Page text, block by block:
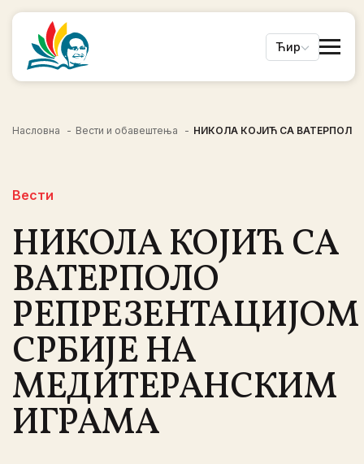
Ћир
Насловна Вести и обавештења НИКОЛА КОЈИЋ СА ВАТЕРПОЛО
Вести
НИКОЛА КОЈИЋ СА
ВАТЕРПОЛО
РЕПРЕЗЕНТАЦИЈОМ
СРБИЈЕ НА
МЕДИТЕРАНСКИМ
ИГРАМА